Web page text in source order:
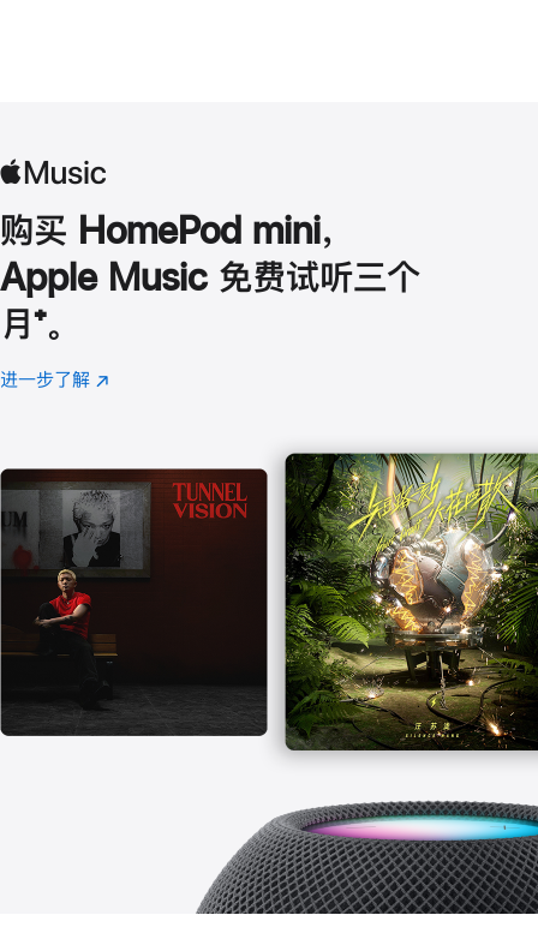
购买 HomePod mini，
Apple Music 免费试听三个
月 脚
注
⁺。
进一步了解 Apple
(在
口
中
打
开)